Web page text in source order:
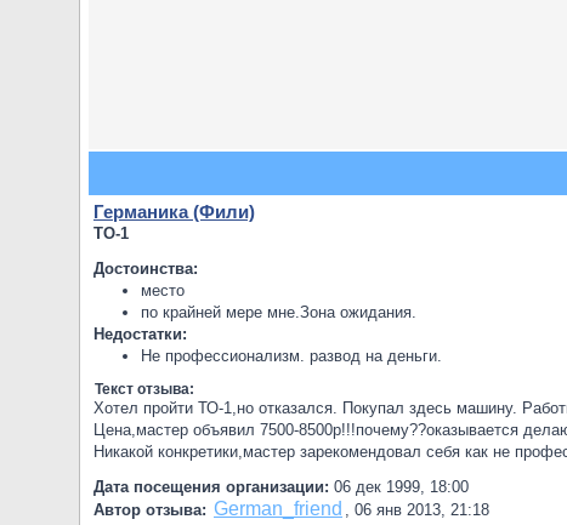
Германика (Фили)
ТО-1
Достоинства:
место
по крайней мере мне.Зона ожидания.
Недостатки:
Не профессионализм. развод на деньги.
Текст отзыва:
Хотел пройти ТО-1,но отказался. Покупал здесь машину.
Цена,мастер объявил 7500-8500р!!!почему??оказывается
Никакой конкретики,мастер зарекомендовал себя как не
Дата посещения организации: 06 дек 1999, 18:00
Автор отзыва: German_friend , 06 янв 2013, 21:18